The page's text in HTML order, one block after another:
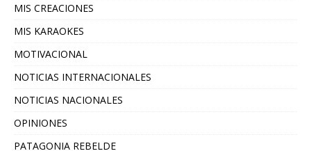
MIS CREACIONES
MIS KARAOKES
MOTIVACIONAL
NOTICIAS INTERNACIONALES
NOTICIAS NACIONALES
OPINIONES
PATAGONIA REBELDE